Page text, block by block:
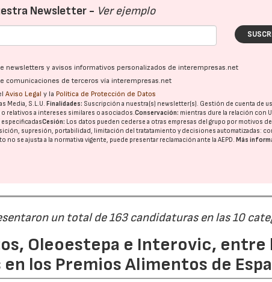
Newsletter - Ver ejemplo
newsletters y avisos informativos personalizados de interempresas.net
comunicaciones de terceros vía interempresas.net
Aviso Legal y la Política de Protección de Datos
Media, S.L.U.Finalidades: Suscripción a nuestra(s) newsletter(s). Gestión de cuenta de
relativos a intereses similares o asociados.Conservación: mientras dure la relación con
especificadasCesión: Los datos pueden cederse a otras empresas del grupo por motivos
supresión, portabilidad, limitación del tratatamiento y decisiones automatizadas:
no se ajusta a la normativa vigente, puede presentar reclamación ante laAEPD.Más
un total de 163 candidaturas en las 10
Oleoestepa e Interovic, entre
los Premios Alimentos de
22/07/2026